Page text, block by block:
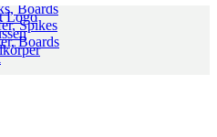
Boards
Spikes
Boards